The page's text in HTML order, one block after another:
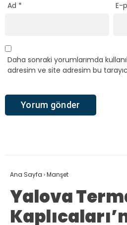
Ad * E-
Daha sonraki yorumlarımda
adresim ve site adresim bu
Ana Sayfa ›Manşet
Yalova